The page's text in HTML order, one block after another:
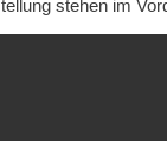
stehen im